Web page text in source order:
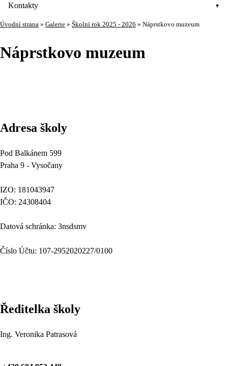
Kontakty
Úvodní strana » Galerie » Školní rok 2025 - 2026 » Náprstkovo muzeum
Náprstkovo muzeum
Adresa školy
Pod Balkánem 599
Praha 9 - Vysočany
IZO: 181043947
IČO: 24308404
Datová schránka: 3nsdsmv
Číslo Účtu: 107-2952020227/0100
Ředitelka školy
Ing. Veronika Patrasová